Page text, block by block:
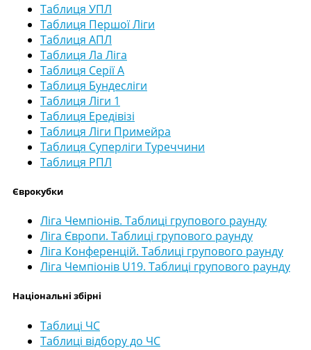
Таблиця УПЛ
Таблиця Першої Ліги
Таблиця АПЛ
Таблиця Ла Ліга
Таблиця Серії А
Таблиця Бундесліги
Таблиця Ліги 1
Таблиця Ередівізі
Таблиця Ліги Примейра
Таблиця Суперліги Туреччини
Таблиця РПЛ
Єврокубки
Ліга Чемпіонів. Таблиці групового раунду
Ліга Європи. Таблиці групового раунду
Ліга Конференцій. Таблиці групового раунду
Ліга Чемпіонів U19. Таблиці групового раунду
Національні збірні
Таблиці ЧС
Таблиці відбору до ЧС